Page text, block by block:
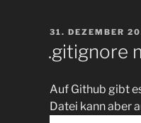
AM
31. DEZEMBER
.gitignore
Auf Github gibt
Datei kann aber